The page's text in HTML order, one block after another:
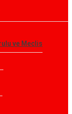
ve Meclis